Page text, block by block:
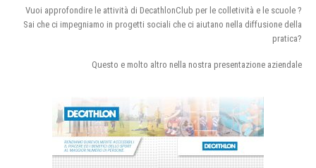
Vuoi approfondire le attività di DecathlonClub per le colletività e le scuole ?
Sai che ci impegniamo in progetti sociali che ci aiutano nella diffusione della
pratica?
Questo e molto altro nella nostra presentazione aziendale